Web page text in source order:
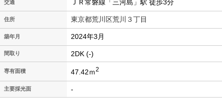
交通 ＪＲ常磐線「三河島」駅 徒歩3分
住所 東京都荒川区荒川３丁目
築年月 2024年3月
間取り 2DK (-)
専有面積 47.42ｍ2
主要採光面 -